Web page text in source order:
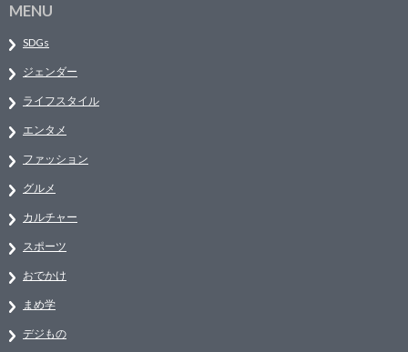
MENU
SDGs
ジェンダー
ライフスタイル
エンタメ
ファッション
グルメ
カルチャー
スポーツ
おでかけ
まめ学
デジもの